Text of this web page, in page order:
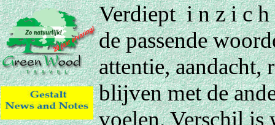
Verdiept i n z i c
de passende
attentie, aandacht,
blijven met de
voelen. Verschil is